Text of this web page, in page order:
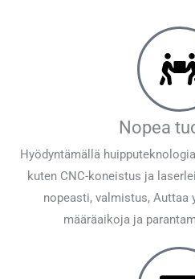
Nopea
Hyödyntämällä
kuten CNC-koneistus ja
nopeasti, valmistus, Auttaa
määräaikoja ja